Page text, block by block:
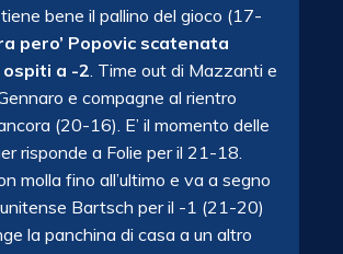
bene il pallino del gioco (17-
pero’ Popovic scatenata
a -2. Time out di Mazzanti e
e compagne al rientro
(20-16). E’ il momento delle
risponde a Folie per il 21-18.
molla fino all’ultimo e va a segno
Bartsch per il -1 (21-20)
la panchina di casa a un altro